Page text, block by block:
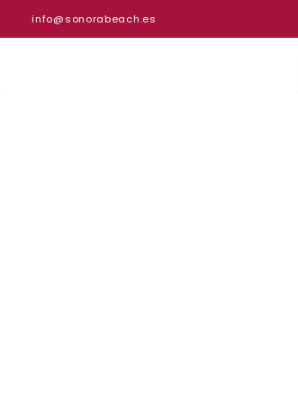
info@sonorabeach.es